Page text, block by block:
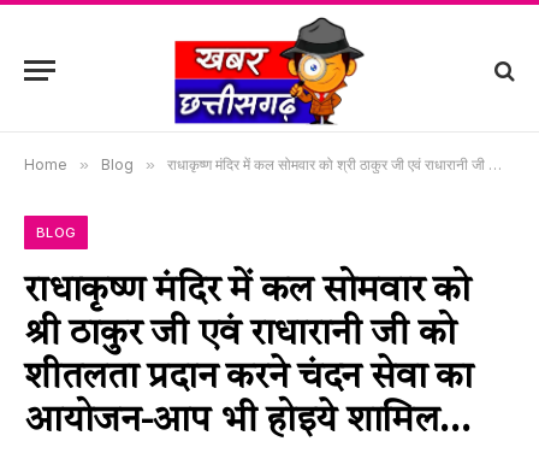
Home » Blog » राधाकृष्ण मंदिर में कल सोमवार को श्री ठाकुर जी एवं राधारानी जी को शीतलता प्रदान करने चंदन सेवा का आयोजन-आप भी होइये शामिल…
BLOG
राधाकृष्ण मंदिर में कल सोमवार को
श्री ठाकुर जी एवं राधारानी जी को
शीतलता प्रदान करने चंदन सेवा का
आयोजन-आप भी होइये शामिल…